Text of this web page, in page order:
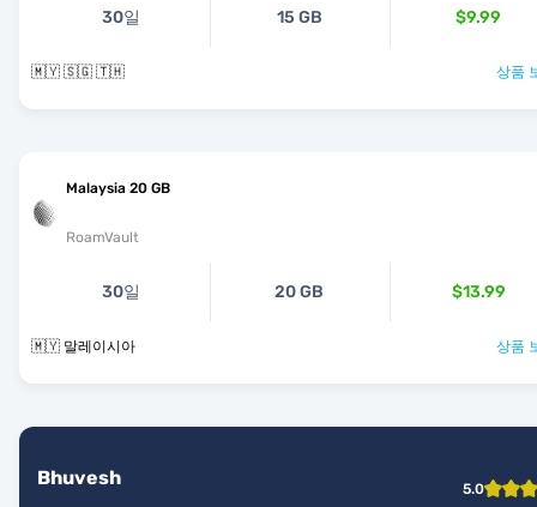
30일 15 GB $9.99
🇲🇾 🇸🇬 🇹🇭 상품
Malaysia 20 GB
RoamVault
30일 20 GB $13.99
🇲🇾 말레이시아 상품
Bhuvesh 5.0